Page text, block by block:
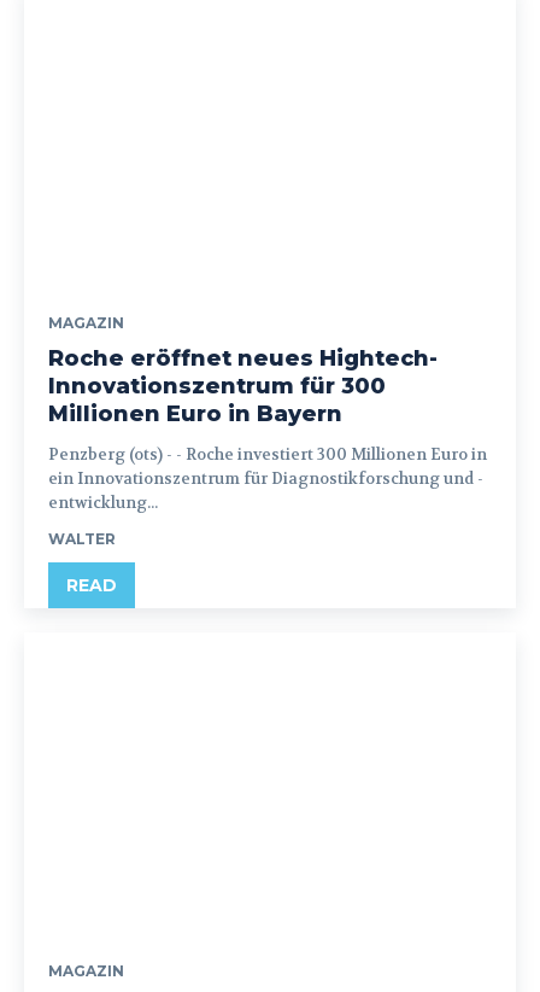
MAGAZIN
Roche eröffnet neues Hightech-
Innovationszentrum für 300
Millionen Euro in Bayern
Penzberg (ots) - - Roche investiert 300 Millionen Euro in
ein Innovationszentrum für Diagnostikforschung und -
entwicklung...
WALTER
READ
MAGAZIN